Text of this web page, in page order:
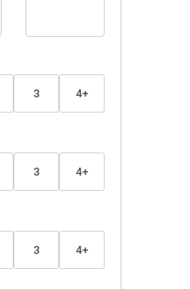
3 4+
3 4+
3 4+